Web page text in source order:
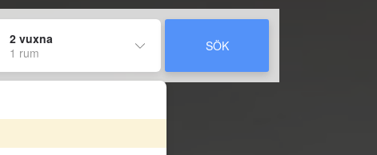
2 vuxna
1 rum
SÖK